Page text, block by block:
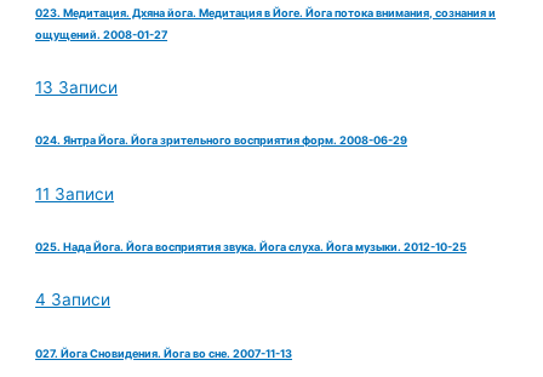
023. Медитация. Дхяна йога. Медитация в Йоге. Йога потока внимания, сознания и
ощущений. 2008-01-27
13 Записи
024. Янтра Йога. Йога зрительного восприятия форм. 2008-06-29
11 Записи
025. Нада Йога. Йога восприятия звука. Йога слуха. Йога музыки. 2012-10-25
4 Записи
027. Йога Сновидения. Йога во сне. 2007-11-13